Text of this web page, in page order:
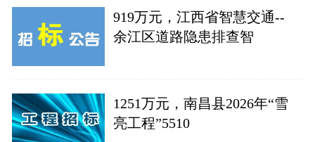
919万元，江西省智慧交通--
余江区道路隐患排查智
1251万元，南昌县2026年“雪
亮工程”5510